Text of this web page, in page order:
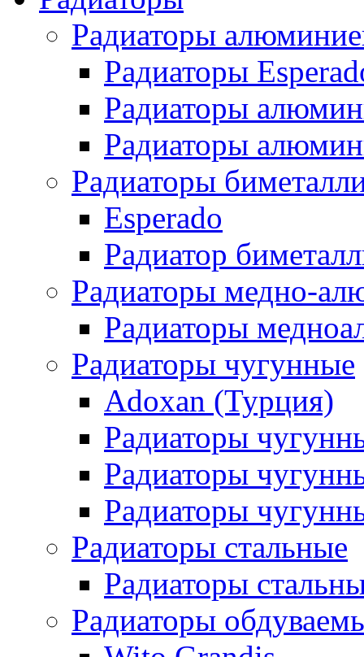
Радиаторы
Радиаторы
Радиаторы
Радиаторы
Радиаторы
Esperado
Радиатор
Радиаторы медно-
Радиаторы
Радиаторы чугунные
Adoxan (Турция)
Радиаторы
Радиаторы
Радиаторы
Радиаторы стальные
Радиаторы
Радиаторы